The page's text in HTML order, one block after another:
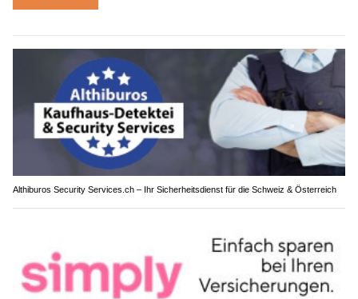
Althiburos Security Services.ch – Ihr Sicherheitsdienst für die Schweiz & Österreich